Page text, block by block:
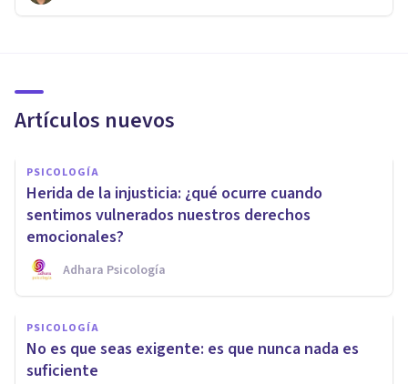
Artículos nuevos
PSICOLOGÍA
Herida de la injusticia: ¿qué ocurre cuando
sentimos vulnerados nuestros derechos
emocionales?
Adhara Psicología
PSICOLOGÍA
No es que seas exigente: es que nunca nada es
suficiente